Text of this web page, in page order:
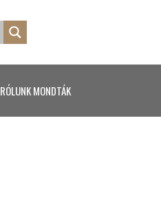
RÓLUNK MONDTÁK